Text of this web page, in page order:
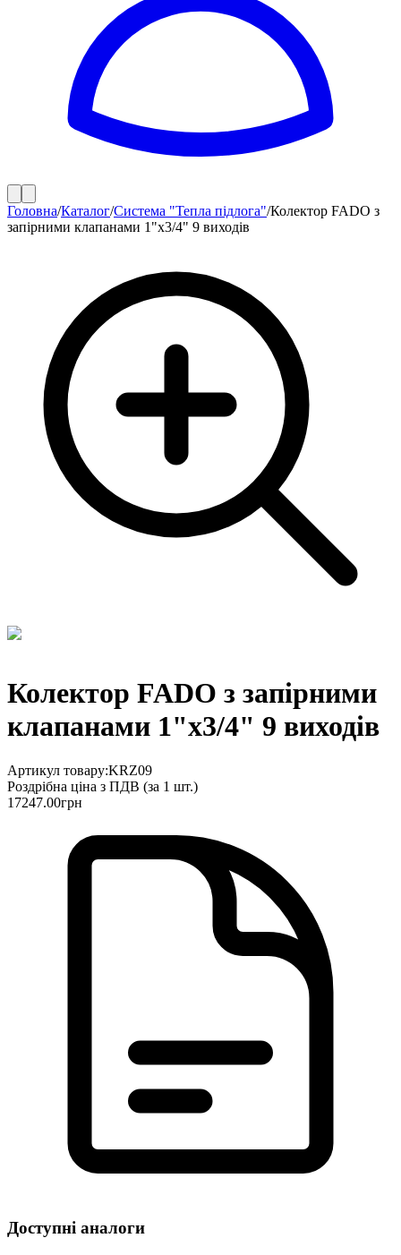
Головна/Каталог/Система "Тепла підлога"/Колектор FADO з
запірними клапанами 1"х3/4" 9 виходів
Колектор FADO з запірними
клапанами 1"х3/4" 9 виходів
Артикул товару:KRZ09
Роздрібна ціна з ПДВ (за 1 шт.)
17247.00грн
Доступні аналоги